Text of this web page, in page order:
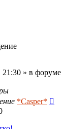
21:30 » в форуме
*Casper*